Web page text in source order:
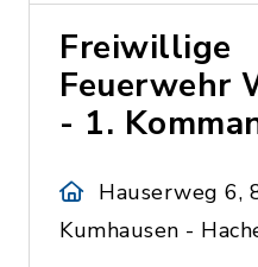
Freiwillige
Feuerwehr
- 1.
Hauserweg 6,
Kumhausen -